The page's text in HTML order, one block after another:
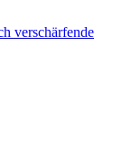
verschärfende